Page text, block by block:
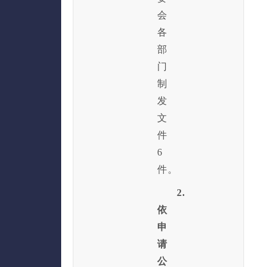
会
各
部
门
制
发
文
件
6
件。
2.
依
申
请
公